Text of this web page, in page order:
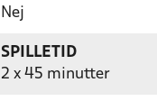
Nej
SPILLETID
2 x 45 minutter